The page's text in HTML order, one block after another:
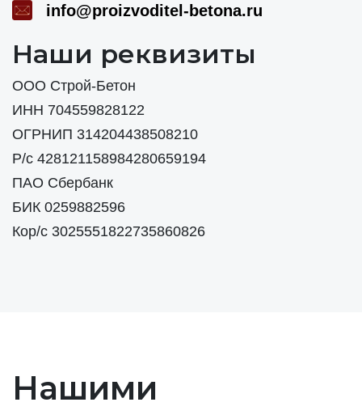
info@proizvoditel-betona.ru
Наши реквизиты
ООО Строй-Бетон
ИНН 704559828122
ОГРНИП 314204438508210
Р/с 428121158984280659194
ПАО Сбербанк
БИК 0259882596
Кор/с 3025551822735860826
Нашими